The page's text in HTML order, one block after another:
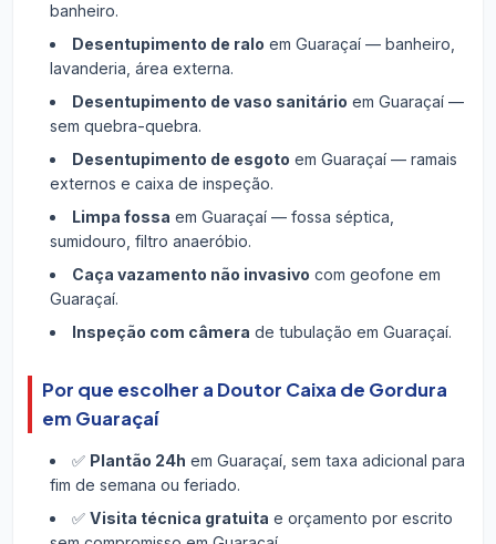
banheiro.
Desentupimento de ralo em Guaraçaí — banheiro,
lavanderia, área externa.
Desentupimento de vaso sanitário em Guaraçaí —
sem quebra-quebra.
Desentupimento de esgoto em Guaraçaí — ramais
externos e caixa de inspeção.
Limpa fossa em Guaraçaí — fossa séptica,
sumidouro, filtro anaeróbio.
Caça vazamento não invasivo com geofone em
Guaraçaí.
Inspeção com câmera de tubulação em Guaraçaí.
Por que escolher a Doutor Caixa de Gordura
em Guaraçaí
✅ Plantão 24h em Guaraçaí, sem taxa adicional para
fim de semana ou feriado.
✅ Visita técnica gratuita e orçamento por escrito